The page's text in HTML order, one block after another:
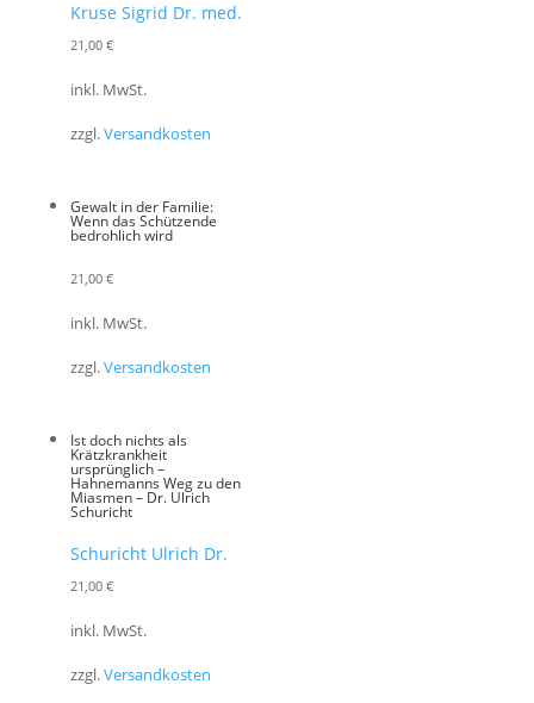
Kruse Sigrid Dr. med.
21,00 €
inkl. MwSt.
zzgl.Versandkosten
Gewalt in der Familie:
Wenn das Schützende
bedrohlich wird
21,00 €
inkl. MwSt.
zzgl.Versandkosten
Ist doch nichts als
Krätzkrankheit
ursprünglich –
Hahnemanns Weg zu den
Miasmen – Dr. Ulrich
Schuricht
Schuricht Ulrich Dr.
21,00 €
inkl. MwSt.
zzgl.Versandkosten